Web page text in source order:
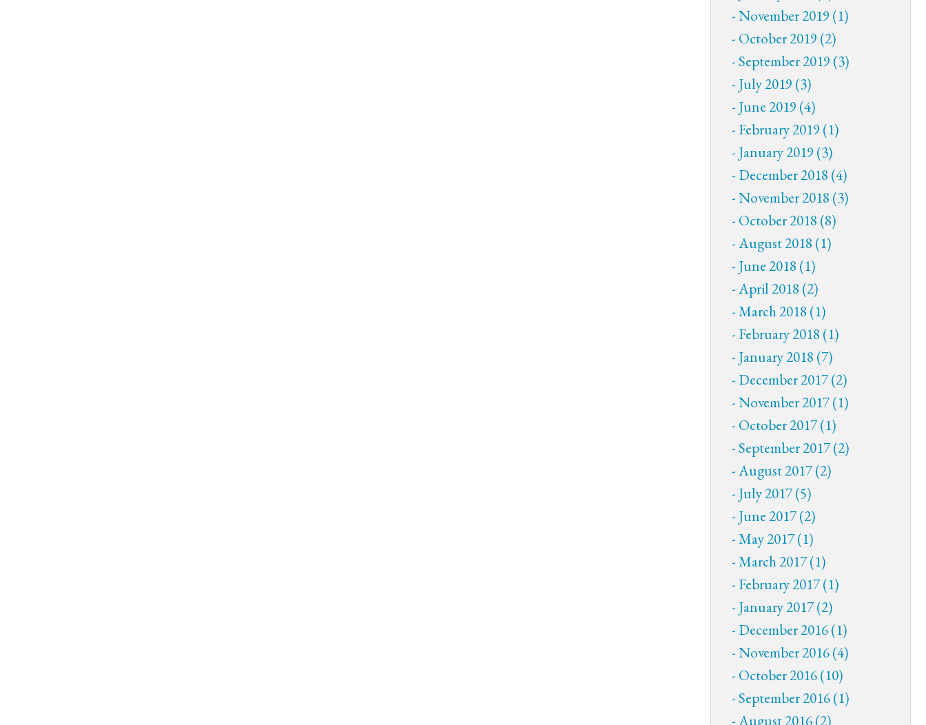
November 2019 (1)
October 2019 (2)
September 2019 (3)
July 2019 (3)
June 2019 (4)
February 2019 (1)
January 2019 (3)
December 2018 (4)
November 2018 (3)
October 2018 (8)
August 2018 (1)
June 2018 (1)
April 2018 (2)
March 2018 (1)
February 2018 (1)
January 2018 (7)
December 2017 (2)
November 2017 (1)
October 2017 (1)
September 2017 (2)
August 2017 (2)
July 2017 (5)
June 2017 (2)
May 2017 (1)
March 2017 (1)
February 2017 (1)
January 2017 (2)
December 2016 (1)
November 2016 (4)
October 2016 (10)
September 2016 (1)
August 2016 (2)